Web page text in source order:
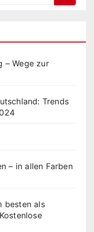
– Wege zur
Trends
– in allen Farben
besten als